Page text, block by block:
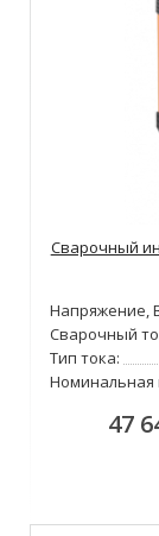
Сварочный
Напряжение,
Сварочный
Тип тока:
Номинальная
47